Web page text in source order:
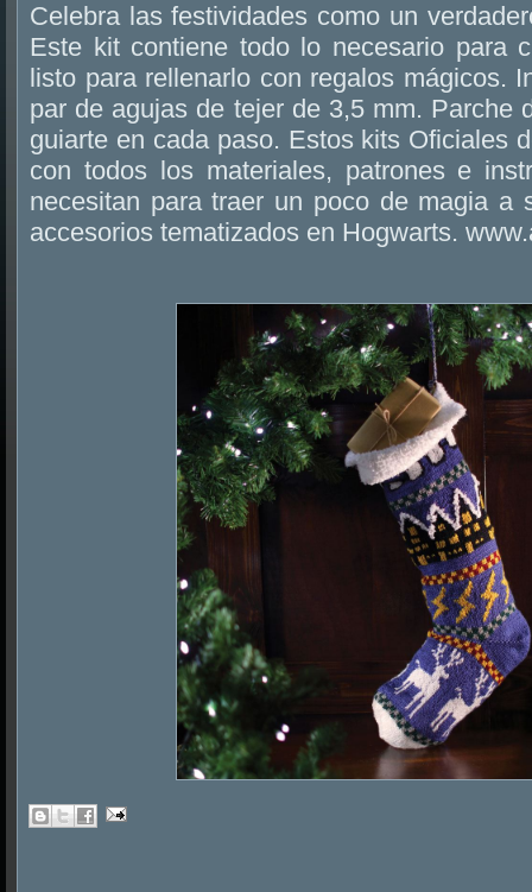
Celebra las festividades como un
Este kit contiene todo lo necesario para
listo para rellenarlo con regalos mágicos.
par de agujas de tejer de 3,5 mm. Parche
guiarte en cada paso. Estos kits Oficiales
con todos los materiales, patrones e
necesitan para traer un poco de magia a
accesorios tematizados en Hogwarts.